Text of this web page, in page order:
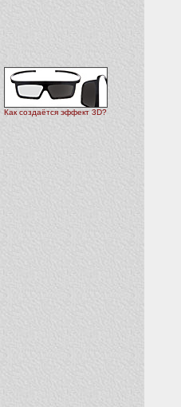
Как создаётся эффект 3D?